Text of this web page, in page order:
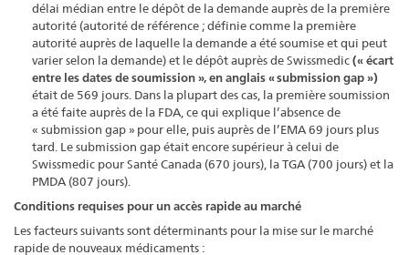
délai médian entre le dépôt de la demande auprès de la première
autorité (autorité de référence ; définie comme la première
autorité auprès de laquelle la demande a été soumise et qui peut
varier selon la demande) et le dépôt auprès de Swissmedic(« écart
entre les dates de soumission », en anglais « submission gap »)
était de 569 jours. Dans la plupart des cas, la première soumission
a été faite auprès de la FDA, ce qui explique l’absence de
« submission gap » pour elle, puis auprès de l’EMA 69 jours plus
tard. Le submission gap était encore supérieur à celui de
Swissmedic pour Santé Canada (670 jours), la TGA (700 jours) et la
PMDA (807 jours).
Conditions requises pour un accès rapide au marché
Les facteurs suivants sont déterminants pour la mise sur le marché
rapide de nouveaux médicaments :